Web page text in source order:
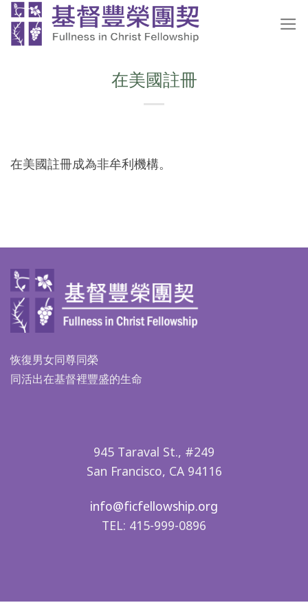
Skip
to
content
在美國註冊
在美國註冊成為非牟利機構。
恢復男女同尊同榮
同活出在基督裡豐盛的生命
945 Taraval St., #249
San Francisco, CA 94116
info@ficfellowship.org
TEL: 415-999-0896